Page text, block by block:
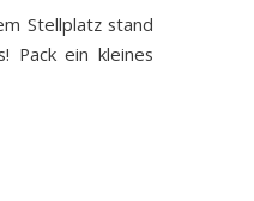
Stellplatz stand
Pack ein kleines